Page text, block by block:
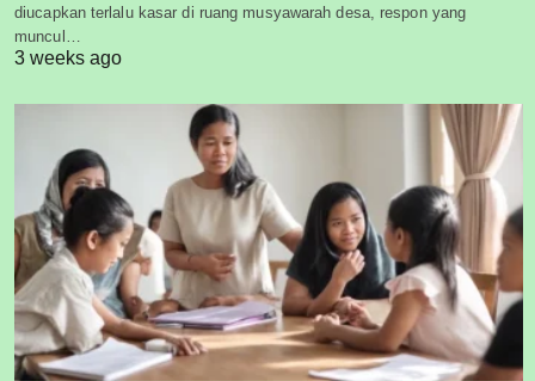
diucapkan terlalu kasar di ruang musyawarah desa, respon yang
muncul…
3 weeks ago